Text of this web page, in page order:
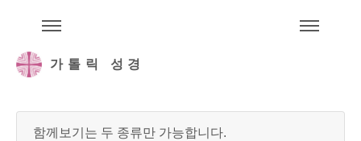
가톨릭 성경
함께보기는 두 종류만 가능합니다.